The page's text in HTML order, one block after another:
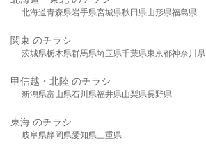
北海道青森県岩手県宮城県秋田県山形県福島県
関東 のチラシ
茨城県栃木県群馬県埼玉県千葉県東京都神奈川県
甲信越・北陸 のチラシ
新潟県富山県石川県福井県山梨県長野県
東海 のチラシ
岐阜県静岡県愛知県三重県